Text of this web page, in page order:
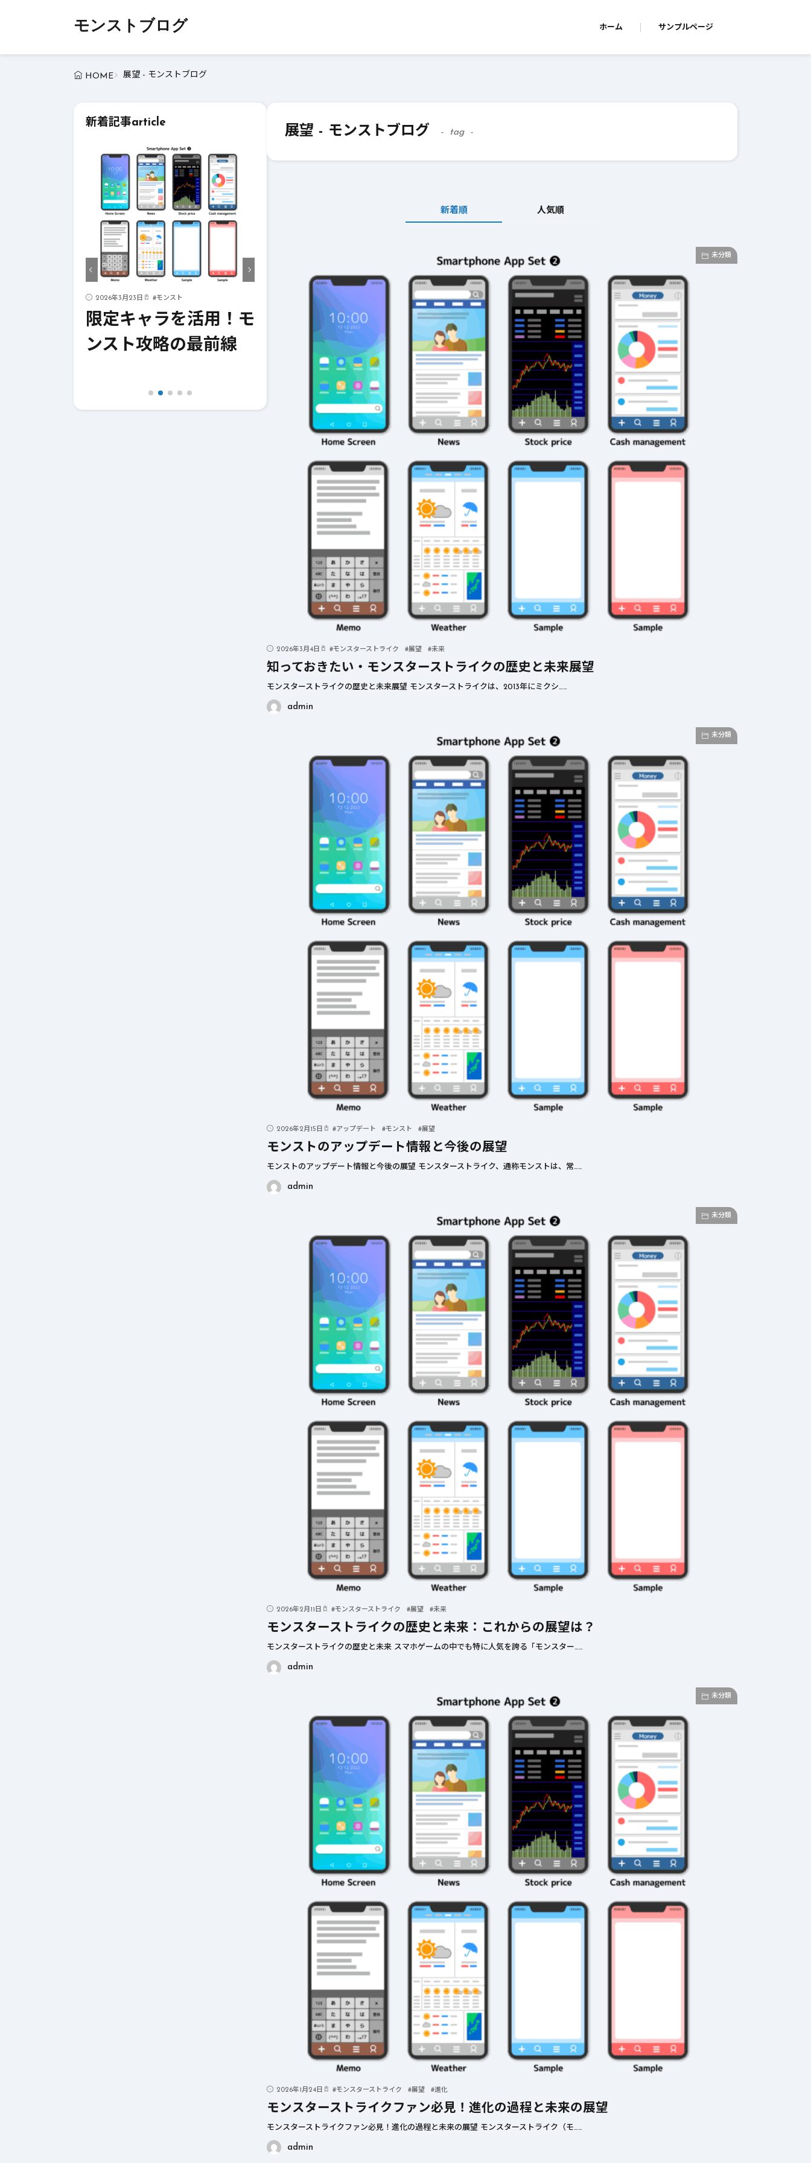
モンストブログ ホーム サンプルページ
HOME 展望 - モンストブログ
新着記事article
2026年3月23日 #モンスト
限定キャラを活用！モ
ンスト攻略の最前線
2026年3月23日
モンスト攻略に役立
つ！おすすめパーティ
編成の秘訣
2026年3月23日 テクニック
絶対に知っておきたい
モンスト攻略テクニッ
ク10選
2026年3月23日 #
ガチャ運がアップする
かも？モンストの都市
伝説を解明！
展望 - モンストブログ tag
新着順 人気順
未分類
2026年3月4日 #モンスターストライク #展望 #未来
知っておきたい・モンスターストライクの歴史と未来展望
モンスターストライクの歴史と未来展望 モンスターストライクは、2013年にミクシ……
admin
未分類
2026年2月15日 #アップデート #モンスト #展望
モンストのアップデート情報と今後の展望
モンストのアップデート情報と今後の展望 モンスターストライク、通称モンストは、常……
admin
未分類
2026年2月11日 #モンスターストライク #展望 #未来
モンスターストライクの歴史と未来：これからの展望は？
モンスターストライクの歴史と未来 スマホゲームの中でも特に人気を誇る「モンスター……
admin
未分類
2026年1月24日 #モンスターストライク #展望 #進化
モンスターストライクファン必見！進化の過程と未来の展望
モンスターストライクファン必見！進化の過程と未来の展望 モンスターストライク（モ……
admin